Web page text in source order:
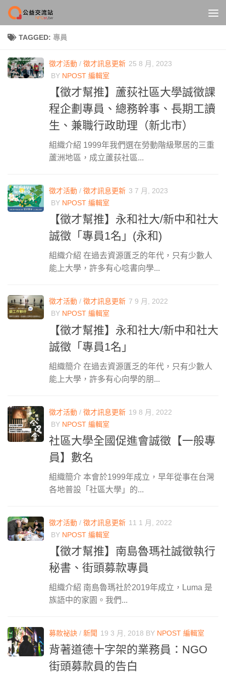
Skip to content
TAGGED: 專員
徵才活動 / 徵才訊息更新 25 8 月, 2023
BY NPOST 編輯室
【徵才幫推】蘆荻社區大學誠徵課
程企劃專員、總務幹事、長期工讀
生、兼職行政助理（新北市）
組織介紹 1999年我們選在勞動階級聚居的三重
蘆洲地區，成立蘆荻社區...
徵才活動 / 徵才訊息更新 3 7 月, 2023
BY NPOST 編輯室
【徵才幫推】永和社大/新中和社大
誠徵「專員1名」(永和)
組織介紹 在過去資源匱乏的年代，只有少數人
能上大學，許多有心唸書向學...
徵才活動 / 徵才訊息更新 7 9 月, 2022
BY NPOST 編輯室
【徵才幫推】永和社大/新中和社大
誠徵「專員1名」
組織簡介 在過去資源匱乏的年代，只有少數人
能上大學，許多有心向學的朋...
徵才活動 / 徵才訊息更新 19 8 月, 2022
BY NPOST 編輯室
社區大學全國促進會誠徵【一般專
員】數名
組織簡介 本會於1999年成立，早年從事在台灣
各地普設「社區大學」的...
徵才活動 / 徵才訊息更新 11 1 月, 2022
BY NPOST 編輯室
【徵才幫推】南島魯瑪社誠徵執行
秘書、街頭募款專員
組織介紹 南島魯瑪社於2019年成立，Luma 是
族語中的家園。我們...
募款祕訣 / 新聞 19 3 月, 2018 BY NPOST 編輯室
背著道德十字架的業務員：NGO
街頭募款員的告白